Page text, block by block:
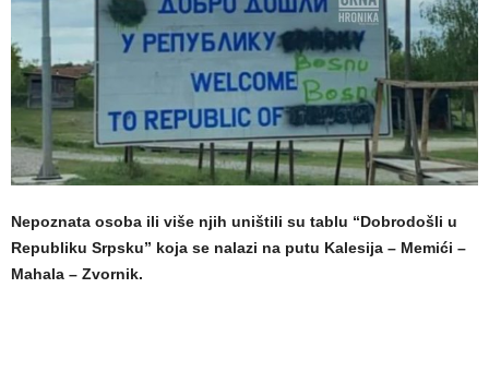
Nepoznata osoba ili više njih uništili su tablu “Dobrodošli u
Republiku Srpsku” koja se nalazi na putu Kalesija – Memići –
Mahala – Zvornik.